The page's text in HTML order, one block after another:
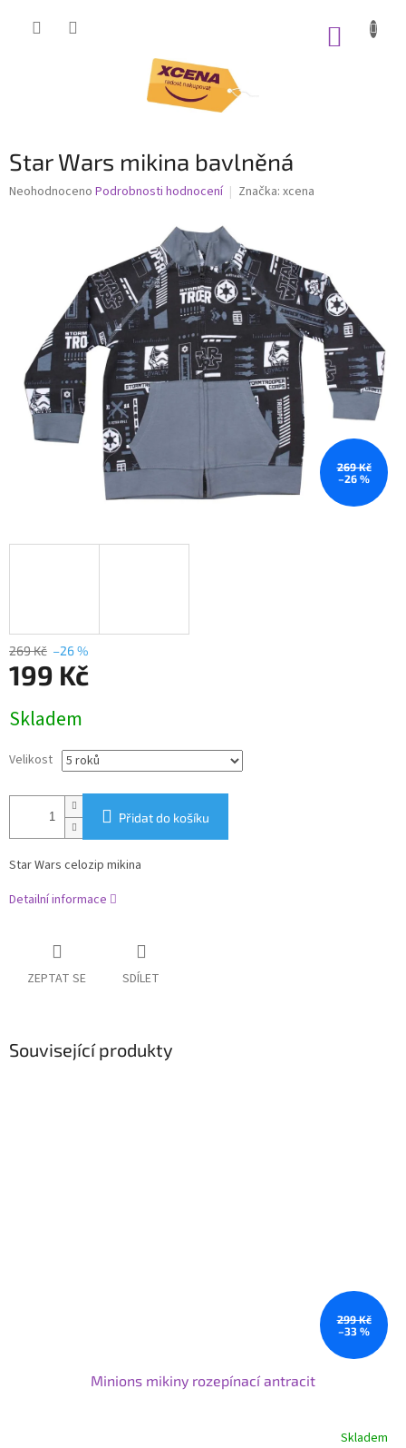
Star Wars mikina bavlněná
Průměrné
hvězdiček.
Neohodnoceno Podrobnosti hodnocení Značka: xcena
269 Kč
–26 %
269 Kč –26 %
199 Kč
cena:
Skladem
Velikost
Přidat do košíku
Star Wars celozip mikina
Detailní informace
ZEPTAT SE SDÍLET
Související produkty
299 Kč
–33 %
Minions mikiny rozepínací antracit
Skladem